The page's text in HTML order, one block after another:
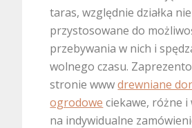
taras, względnie działka
przystosowane do
przebywania w nich i
wolnego czasu.
stronie wwwdrewniane
ogrodowe ciekawe, różne i
na indywidualne